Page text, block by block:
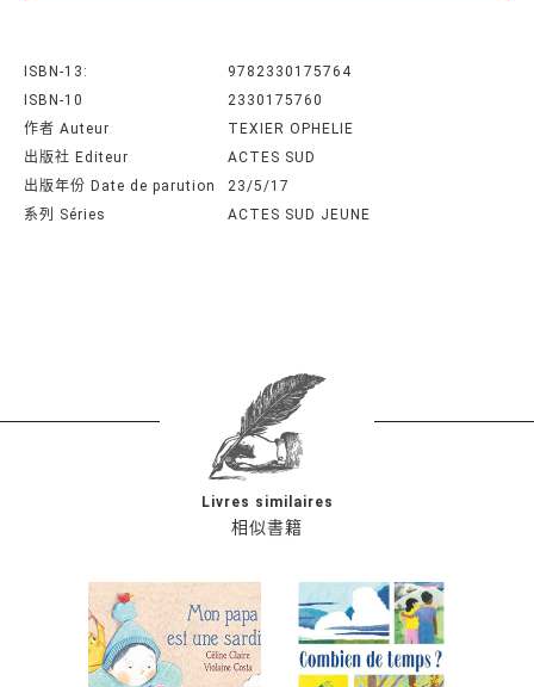
ISBN-13:
9782330175764
ISBN-10
2330175760
作者 Auteur
TEXIER OPHELIE
出版社 Editeur
ACTES SUD
出版年份 Date de parution
23/5/17
系列 Séries
ACTES SUD JEUNE
相似書籍
Livres similaires